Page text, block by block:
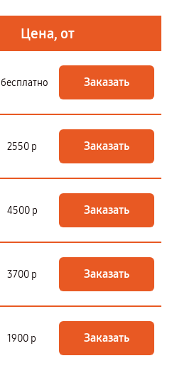
Цена, от
бесплатно Заказать
2550 р Заказать
4500 р Заказать
3700 р Заказать
1900 р Заказать